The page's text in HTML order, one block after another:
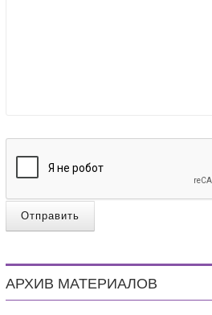
Отправить
АРХИВ МАТЕРИАЛОВ